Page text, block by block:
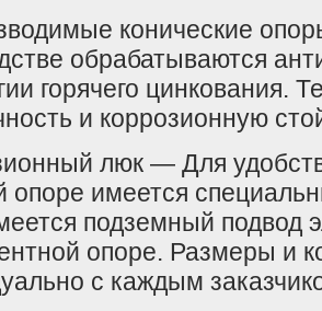
конические
обрабатываются
горячего цинкования.
и коррозионную
люк — Для
опоре имеется
подземный подвод
опоре. Размеры и
с каждым